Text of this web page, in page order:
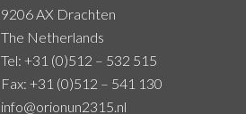
9206 AX Drachten
The Netherlands
Tel: +31 (0)512 – 532 515
Fax: +31 (0)512 – 541 130
info@orionun2315.nl